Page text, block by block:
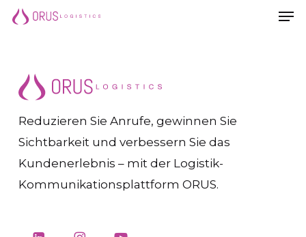
Skip
content
Reduzieren Sie Anrufe, gewinnen Sie
Sichtbarkeit und verbessern Sie das
Kundenerlebnis – mit der Logistik-
Kommunikationsplattform ORUS.
Menu